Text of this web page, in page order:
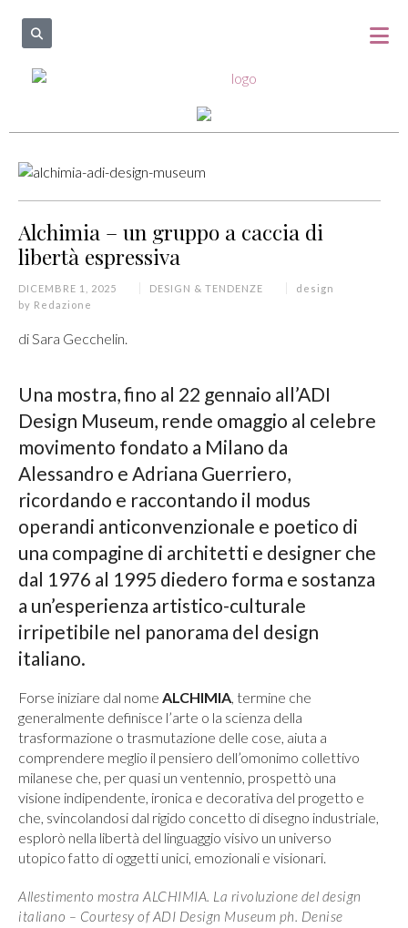
Alchimia – un gruppo a caccia di
libertà espressiva
DICEMBRE 1, 2025 DESIGN & TENDENZE
design
by Redazione
di Sara Gecchelin.
Una mostra, fino al 22 gennaio all’ADI
Design Museum, rende omaggio al celebre
movimento fondato a Milano da
Alessandro e Adriana Guerriero,
ricordando e raccontando il modus
operandi anticonvenzionale e poetico di
una compagine di architetti e designer che
dal 1976 al 1995 diedero forma e sostanza
a un’esperienza artistico-culturale
irripetibile nel panorama del design
italiano.
Forse iniziare dal nome ALCHIMIA, termine che
generalmente definisce l’arte o la scienza della
trasformazione o trasmutazione delle cose, aiuta a
comprendere meglio il pensiero dell’omonimo collettivo
milanese che, per quasi un ventennio, prospettò una
visione indipendente, ironica e decorativa del progetto e
che, svincolandosi dal rigido concetto di disegno industriale,
esplorò nella libertà del linguaggio visivo un universo
utopico fatto di oggetti unici, emozionali e visionari.
Allestimento mostra ALCHIMIA. La rivoluzione del design
italiano – Courtesy of ADI Design Museum ph. Denise